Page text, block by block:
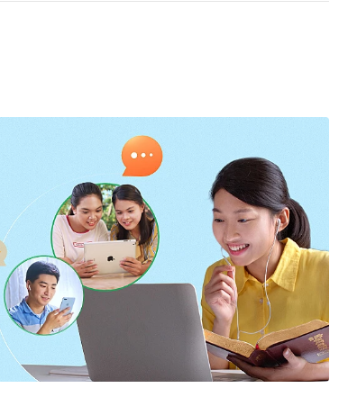
阴间去，或者回到他该去的地方。人什么
事，他不受人、事、物、空间、地理的辖
因着他的话语、他的权柄而生而灭。他能
的权柄。
《话・卷二 关于认识神・神的作
主宰一切，更掌握每个人的生死。就像圣
回生的希望了，但主耶稣
一句话拉撒路就复
手中，只有神掌握着人的生死存亡。想到
世间，肯定有他该完成的使命，他若是完
的，若丈夫的使命没有完成，就算他只剩
其中，我该做的就是学会等待、顺服，等